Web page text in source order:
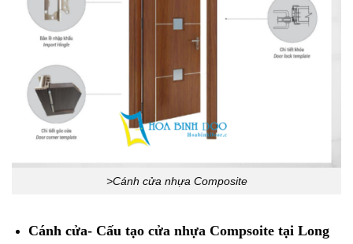
>Cánh cửa nhựa Composite
Cánh cửa- Cấu tạo cửa nhựa Compsoite tại Long